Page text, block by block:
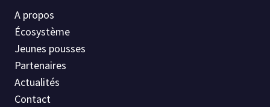
A propos
Écosystème
Jeunes pousses
Partenaires
Actualités
Contact